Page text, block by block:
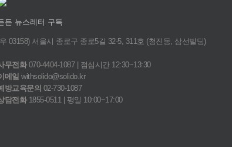
든 뉴스레터 구독
03158) 서울시 종로구 종로5길 32-5, 311호 (청진동, 삼선빌딩)
무전화070-4404-1087 | 점심시간 12:30~13:30
메일 withsolido@solido.kr
방교육문의 02-730-1087
담전화1855-0511 | 평일 10:00~17:00